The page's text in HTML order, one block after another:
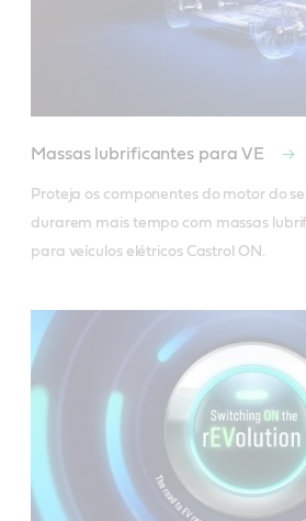
Massas lubrificantes para VE
Proteja os componentes do motor do
durarem mais tempo com massas
para veículos elétricos Castrol ON.